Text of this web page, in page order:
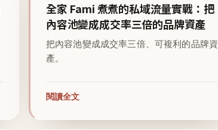
全家 Fami 煮煮的私域流量實戰：把
內容池變成成交率三倍的品牌資產
把內容池變成成交率三倍、可複利的品牌資
產。
閱讀全文